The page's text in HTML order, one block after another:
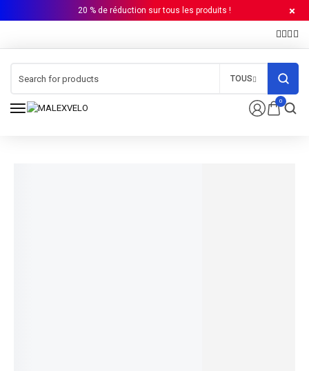
20 % de réduction sur tous les produits !
0
TOUS